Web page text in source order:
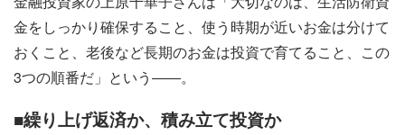
金をしっかり確保すること、使う時期が近いお金は分けて
おくこと、老後など長期のお金は投資で育てること、この
3つの順番だ」という――。
■繰り上げ返済か、積み立て投資か